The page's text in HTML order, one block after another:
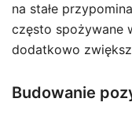
na stałe
często spożywane
dodatkowo
Budowanie